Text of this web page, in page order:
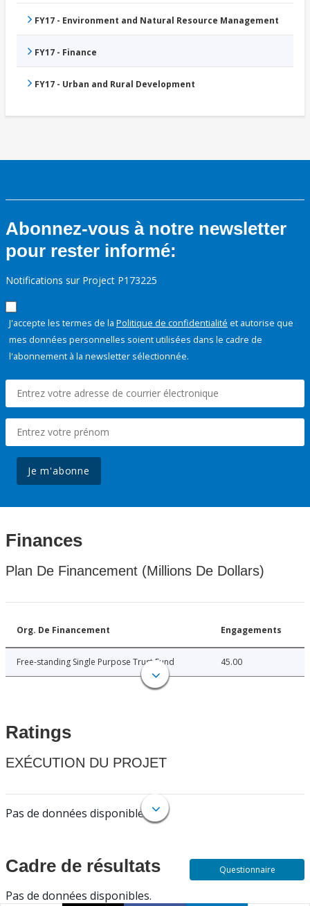
FY17 - Environment and Natural Resource Management
FY17 - Finance
FY17 - Urban and Rural Development
Abonnez-vous à notre newsletter
pour rester informé:
Notifications sur Project P173225
J'accepte les termes de la Politique de confidentialité et autorise que
mes données personnelles soient utilisées dans le cadre de
l'abonnement à la newsletter sélectionnée.
Je m'abonne
Finances
Plan De Financement (Millions De Dollars)
Org. De Financement Engagements
Free-standing Single Purpose Trust Fund 45.00
Ratings
EXÉCUTION DU PROJET
Pas de données disponibles.
Cadre de résultats
Pas de données disponibles.
Questionnaire